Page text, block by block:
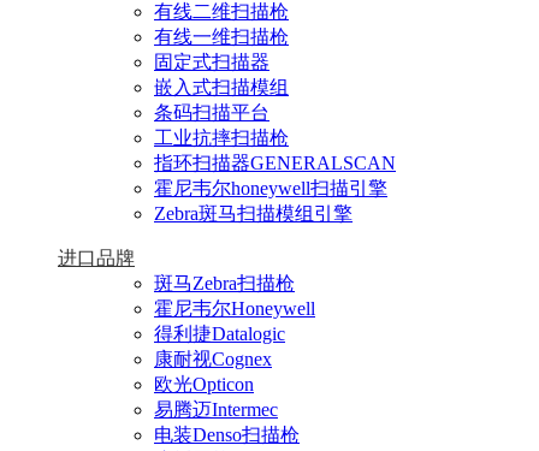
有线二维扫描枪
有线一维扫描枪
固定式扫描器
嵌入式扫描模组
条码扫描平台
工业抗摔扫描枪
指环扫描器GENERALSCAN
霍尼韦尔honeywell扫描引擎
Zebra斑马扫描模组引擎
进口品牌
斑马Zebra扫描枪
霍尼韦尔Honeywell
得利捷Datalogic
康耐视Cognex
欧光Opticon
易腾迈Intermec
电装Denso扫描枪